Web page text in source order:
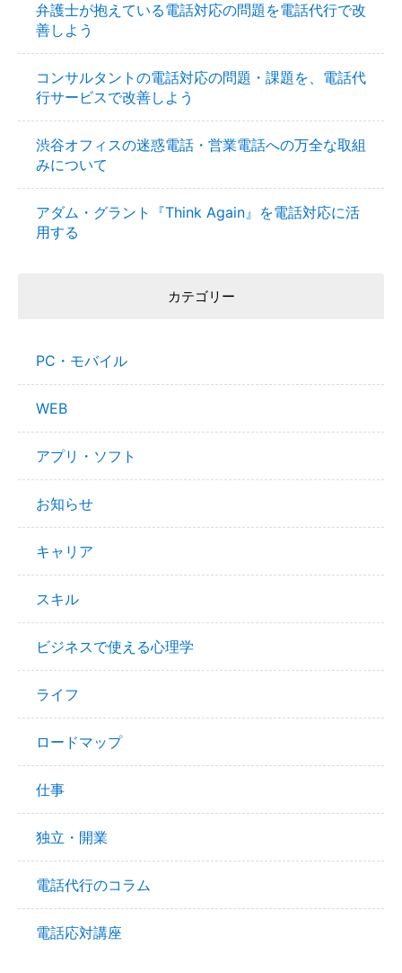
弁護士が抱えている電話対応の問題を電話代行で改
善しよう
コンサルタントの電話対応の問題・課題を、電話代
行サービスで改善しよう
渋谷オフィスの迷惑電話・営業電話への万全な取組
みについて
アダム・グラント『Think Again』を電話対応に活
用する
カテゴリー
PC・モバイル
WEB
アプリ・ソフト
お知らせ
キャリア
スキル
ビジネスで使える心理学
ライフ
ロードマップ
仕事
独立・開業
電話代行のコラム
電話応対講座